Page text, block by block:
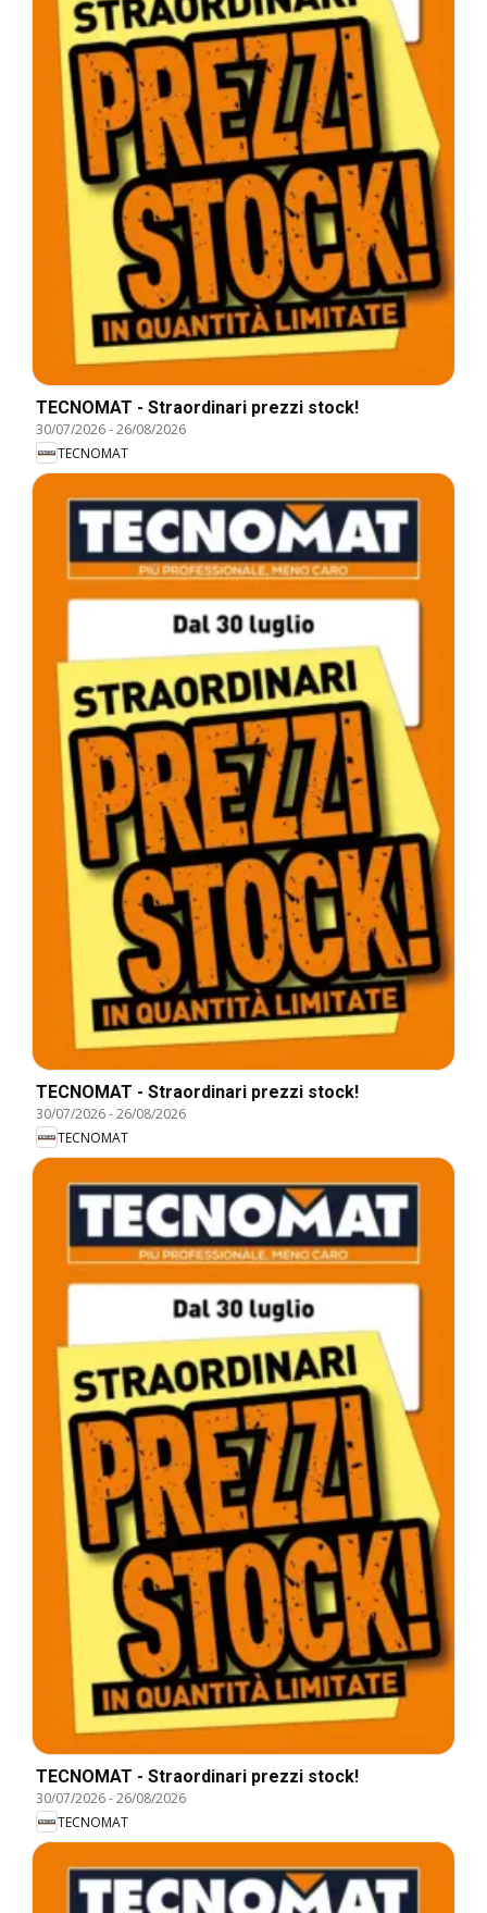
TECNOMAT - Straordinari prezzi stock!
30/07/2026-26/08/2026
TECNOMAT
TECNOMAT - Straordinari prezzi stock!
30/07/2026-26/08/2026
TECNOMAT
TECNOMAT - Straordinari prezzi stock!
30/07/2026-26/08/2026
TECNOMAT